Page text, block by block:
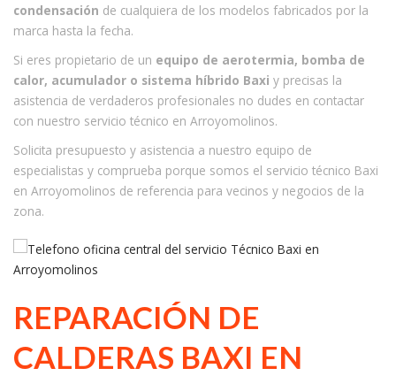
condensación de cualquiera de los modelos fabricados por la
marca hasta la fecha.
Si eres propietario de un equipo de aerotermia, bomba de
calor, acumulador o sistema híbrido Baxi y precisas la
asistencia de verdaderos profesionales no dudes en contactar
con nuestro servicio técnico en Arroyomolinos.
Solicita presupuesto y asistencia a nuestro equipo de
especialistas y comprueba porque somos el servicio técnico Baxi
en Arroyomolinos de referencia para vecinos y negocios de la
zona.
REPARACIÓN DE
CALDERAS BAXI EN